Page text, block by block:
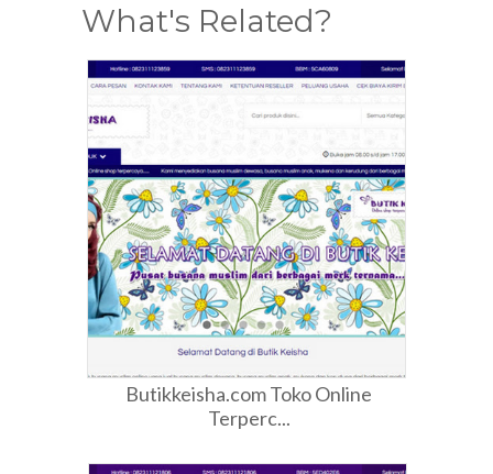
What's Related?
Butikkeisha.com Toko Online
Terperc...